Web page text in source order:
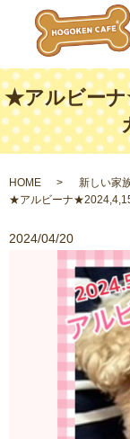
★アルビーナ
HOME
新しい家
★アルビーナ
2024/04/20